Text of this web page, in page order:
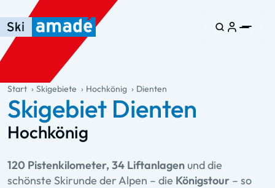
Zum Haupt-Inhalt springen
Springe zur Tabelle
Zur Haupt-Navigation springen
general.table-of-content
Start Skigebiete Hochkönig Dienten
Skigebiet Dienten
Hochkönig
120 Pistenkilometer, 34 Liftanlagen und die
schönste Skirunde der Alpen – die Königstour – so